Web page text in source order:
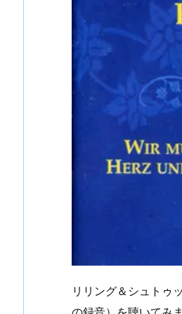
リリング＆シュトゥ